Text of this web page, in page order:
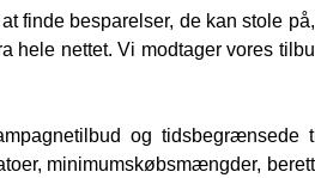
finde besparelser, de kan stole
hele nettet. Vi modtager vores
og
minimumskøbsmængder,